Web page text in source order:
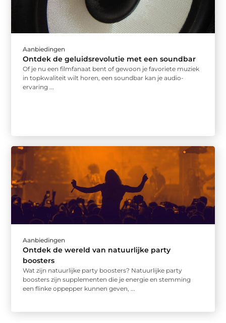
Aanbiedingen
Ontdek de geluidsrevolutie met een soundbar
Of je nu een filmfanaat bent of gewoon je favoriete muziek
in topkwaliteit wilt horen, een soundbar kan je audio-
ervaring ...
Aanbiedingen
Ontdek de wereld van natuurlijke party
boosters
Wat zijn natuurlijke party boosters? Natuurlijke party
boosters zijn supplementen die je energie en stemming
een flinke oppepper kunnen geven, ...